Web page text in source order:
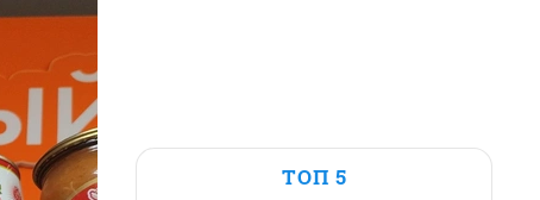
ТОП 5